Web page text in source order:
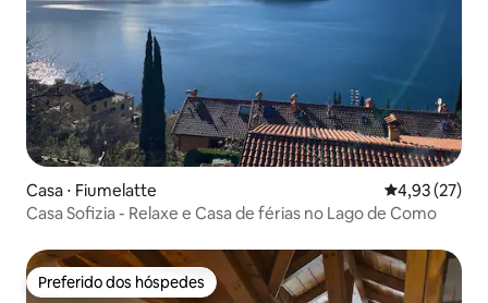
Casa ⋅ Fiumelatte 4,93 de uma
4,93 (27)
Casa Sofizia - Relaxe e Casa de férias no Lago de Como
Preferido dos hóspedes
Preferido dos hóspedes